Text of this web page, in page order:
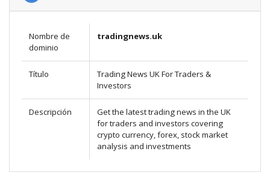
Nombre de
dominio
tradingnews.uk
Título
Trading News UK For Traders &
Investors
Descripción
Get the latest trading news in the UK
for traders and investors covering
crypto currency, forex, stock market
analysis and investments